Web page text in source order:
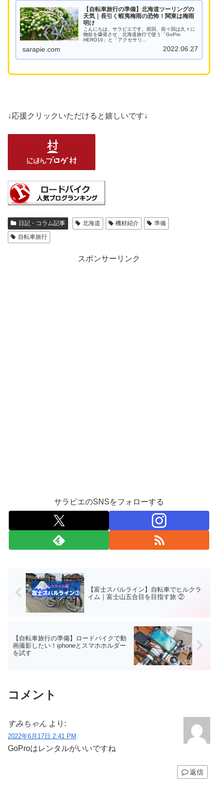
【自転車旅行の準備】北海道ツーリングの
天気｜長引く蝦夷梅雨の恐怖！関東は梅雨
明け
こんにちは、サラピエです。前回、前々回は久々に
物欲を爆発させ、北海道旅行で使う「GoPro
HERO10」と「アクセサリ...
sarapie.com 2022.06.27
↓応援クリックいただけると嬉しいです↓
日記・コラム記事 北海道 機材紹介
準備
自転車旅行
スポンサーリンク
サラピエのSNSをフォローする
【富士スバルライン】自転車でヒルクラ
イム｜富士山五合目を目指す旅 ②
【自転車旅行の準備】ロードバイクで動
画撮影したい！iphoneとスマホホルダー
を試す
コメント
すみちゃん より:
2022年6月17日 2:41 PM
GoProはレンタルがいいですね
返信